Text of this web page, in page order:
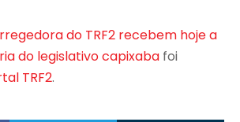
do TRF2 recebem hoje a
do legislativo capixaba foi
TRF2.